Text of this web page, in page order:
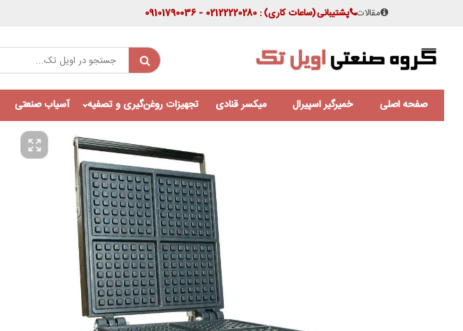
مقالات پشتیبانی(ساعات کاری): 02122220280 - 09101790036
صفحه اصلی خمیرگیر اسپیرال میکسر قنادی تجهیزات روغن‌گیری و تصفیه آسیاب صنعتی